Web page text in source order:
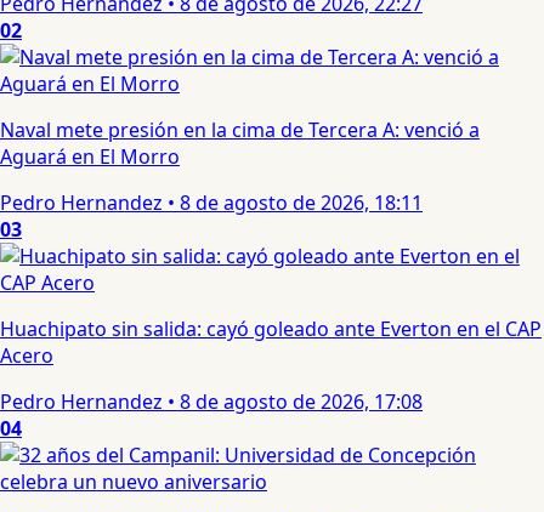
02
Naval mete presión en la cima de Tercera A: venció a
Aguará en El Morro
Pedro Hernandez • 8 de agosto de 2026, 18:11
03
Huachipato sin salida: cayó goleado ante Everton en el CAP
Acero
Pedro Hernandez • 8 de agosto de 2026, 17:08
04